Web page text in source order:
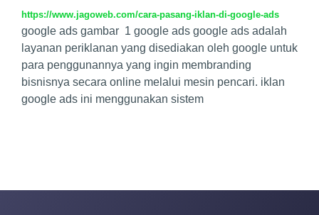
https://www.jagoweb.com/cara-pasang-iklan-di-google-ads
google ads gambar 1 google ads google ads adalah
layanan periklanan yang disediakan oleh google untuk
para penggunannya yang ingin membranding
bisnisnya secara online melalui mesin pencari. iklan
google ads ini menggunakan sistem